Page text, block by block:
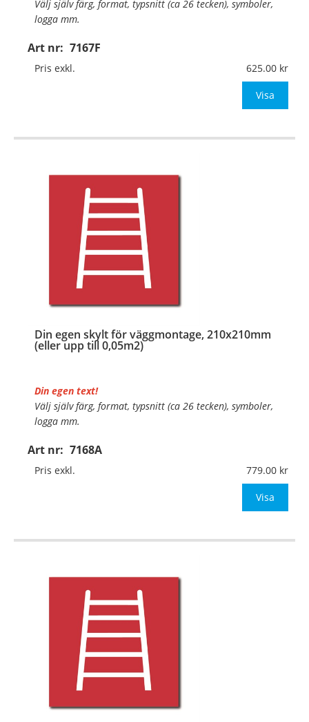
Art nr: 7167F
Välj själv färg, format, typsnitt (ca 26 tecken), symboler,
logga mm.
Material:Självhäftande folie
Mått:148x148mm (eller annat mått upp till 0,03m²)
Pris exkl. 625.00
Visa
Din egen skylt för väggmontage, 210x210mm
(eller upp till 0,05m2)
Art nr: 7168A
Din egen text!
Välj själv färg, format, typsnitt (ca 26 tecken), symboler,
logga mm.
Material:Plan aluminium, 0,7mm (väggmontage)
Mått:210x210mm (eller annat mått upp till 0,05m²)
Pris exkl. 779.00
Visa